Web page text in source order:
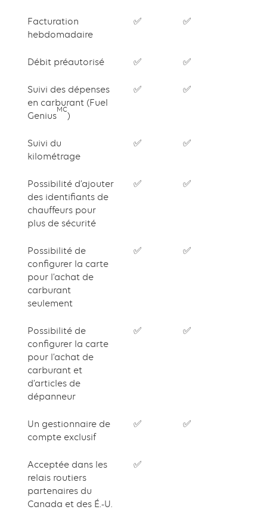
Facturation
hebdomadaire
✅ ✅
Débit préautorisé ✅ ✅
Suivi des dépenses
en carburant (Fuel
Genius
MC
)
✅ ✅
Suivi du
kilométrage
✅ ✅
Possibilité d’ajouter
des identifiants de
chauffeurs pour
plus de sécurité
✅ ✅
Possibilité de
configurer la carte
pour l’achat de
carburant
seulement
✅ ✅
Possibilité de
configurer la carte
pour l’achat de
carburant et
d’articles de
dépanneur
✅ ✅
Un gestionnaire de
compte exclusif
✅ ✅
Acceptée dans les
relais routiers
partenaires du
Canada et des É.-U.
✅